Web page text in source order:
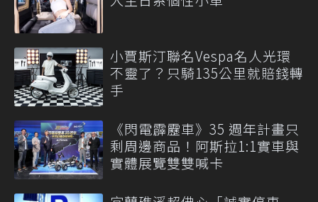
小賈斯汀聯名Vespa名人光環
不靈了？只騎135公里就賠錢轉
手
《閃電霹靂車》35 週年計畫只
剩周邊商品！阿斯拉1:1實車與
實體展覽雙雙喊卡